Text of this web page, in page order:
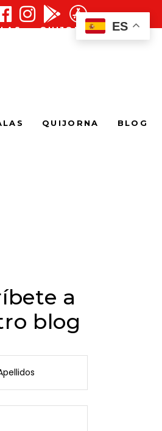
QUIJORNA BLOG
QUIJORNA BLOG
a
blog
ES